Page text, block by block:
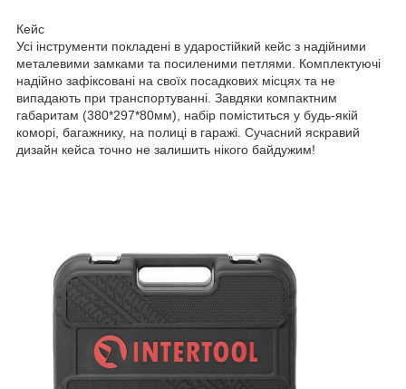
Кейс
Усі інструменти покладені в ударостійкий кейс з надійними
металевими замками та посиленими петлями. Комплектуючі
надійно зафіксовані на своїх посадкових місцях та не
випадають при транспортуванні. Завдяки компактним
габаритам (380*297*80мм), набір поміститься у будь-якій
коморі, багажнику, на полиці в гаражі. Сучасний яскравий
дизайн кейса точно не залишить нікого байдужим!